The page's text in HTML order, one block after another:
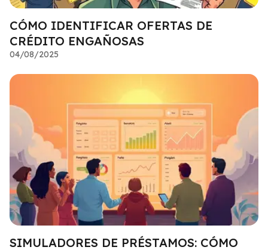
CÓMO IDENTIFICAR OFERTAS DE
CRÉDITO ENGAÑOSAS
04/08/2025
SIMULADORES DE PRÉSTAMOS: CÓMO